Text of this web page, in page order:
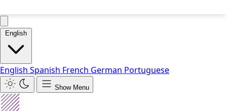
English
English Spanish French German Portuguese
Show Menu